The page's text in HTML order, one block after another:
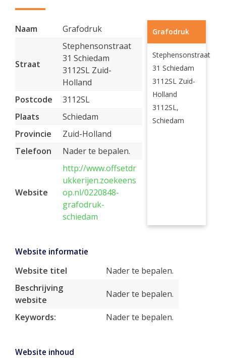
Naam Grafodruk
Straat
Stephensonstraat
31 Schiedam
3112SL Zuid-
Holland
Postcode
3112SL
Plaats
Schiedam
Provincie
Zuid-Holland
Telefoon
Nader te bepalen.
Website
http://www.offsetdr
ukkerijen.zoekeens
op.nl/0220848-
grafodruk-
schiedam
Grafodruk
Stephensonstraat
31 Schiedam
3112SL Zuid-
Holland
3112SL,
Schiedam
Website informatie
Website titel
Nader te bepalen.
Beschrijving
website
Nader te bepalen.
Keywords: Nader te bepalen.
Website inhoud